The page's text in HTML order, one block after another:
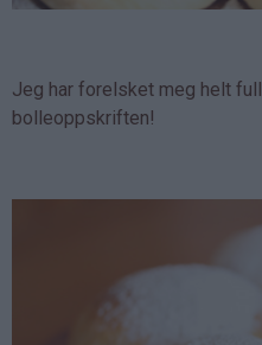
Jeg har forelsket meg helt
bolleoppskriften!